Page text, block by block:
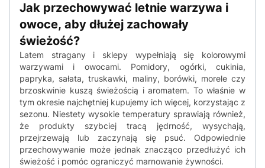
Jak przechowywać letnie warzywa i
owoce, aby dłużej zachowały
świeżość?
Latem stragany i sklepy wypełniają się kolorowymi
warzywami i owocami. Pomidory, ogórki, cukinia,
papryka, sałata, truskawki, maliny, borówki, morele czy
brzoskwinie kuszą świeżością i aromatem. To właśnie w
tym okresie najchętniej kupujemy ich więcej, korzystając z
sezonu. Niestety wysokie temperatury sprawiają również,
że produkty szybciej tracą jędrność, wysychają,
przejrzewają lub zaczynają się psuć. Odpowiednie
przechowywanie może jednak znacząco przedłużyć ich
świeżość i pomóc ograniczyć marnowanie żywności.